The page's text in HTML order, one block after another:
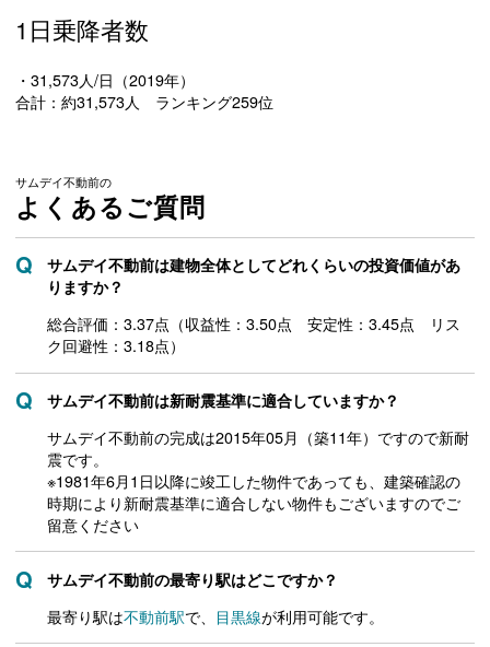
1日乗降者数
・31,573人/日（2019年）
合計：約31,573人 ランキング259位
サムデイ不動前の
よくあるご質問
サムデイ不動前は建物全体としてどれくらいの投資価値があ
りますか？
総合評価：3.37点（収益性：3.50点 安定性：3.45点 リス
ク回避性：3.18点）
サムデイ不動前は新耐震基準に適合していますか？
サムデイ不動前の完成は2015年05月（築11年）ですので新耐
震です。
※1981年6月1日以降に竣工した物件であっても、建築確認の
時期により新耐震基準に適合しない物件もございますのでご
留意ください
サムデイ不動前の最寄り駅はどこですか？
最寄り駅は不動前駅で、 目黒線が利用可能です。